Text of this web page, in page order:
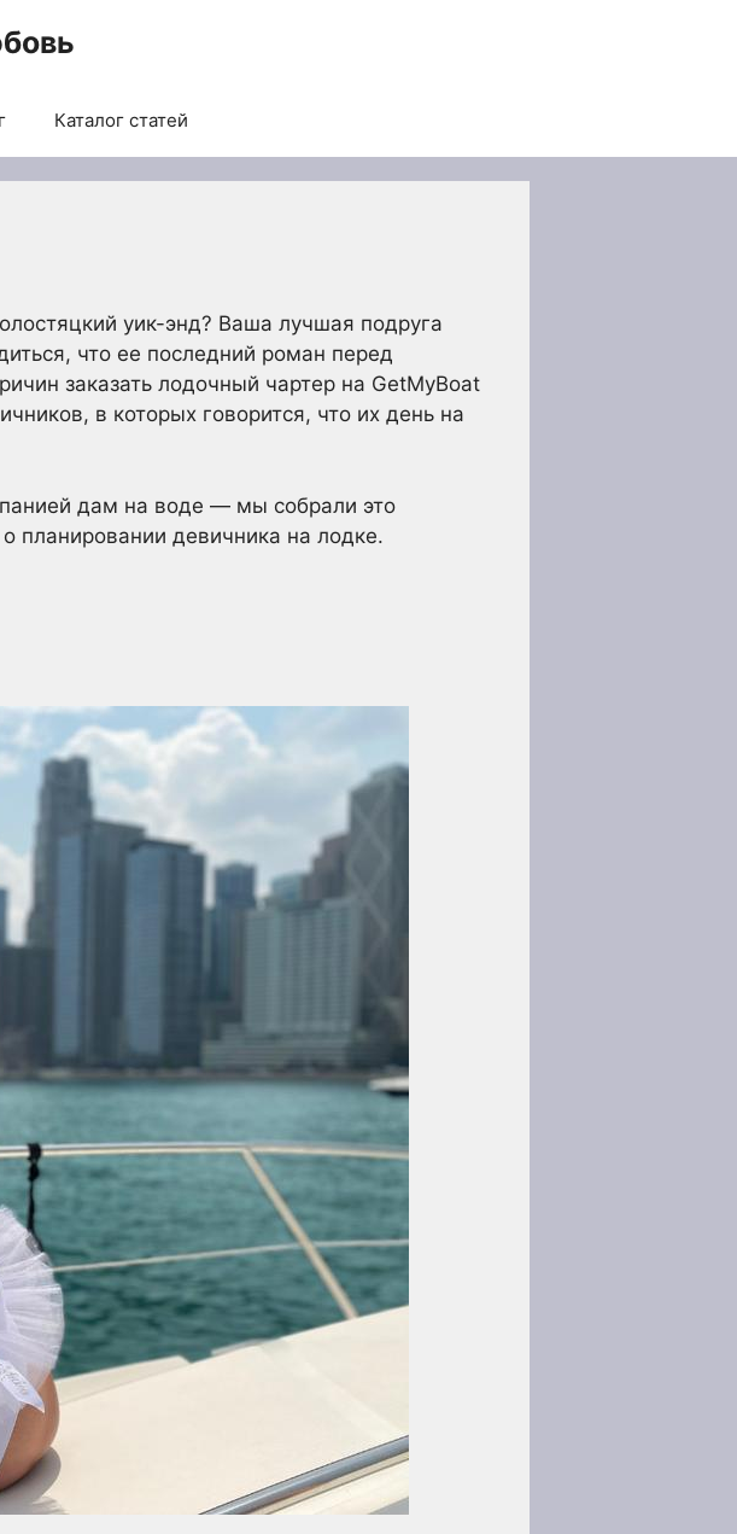
Каталог статей
уик-энд? Ваша лучшая подруга
что ее последний роман перед
заказать лодочный чартер на GetMyBoat
в которых говорится, что их день на
дам на воде — мы собрали это
планировании девичника на лодке.